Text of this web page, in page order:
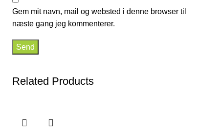
Gem mit navn, mail og websted i denne browser til
næste gang jeg kommenterer.
Related Products